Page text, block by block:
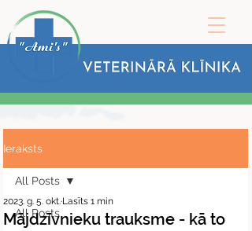
Ieraksts
All Posts
All Posts
Mājdzīvnieku trauksme - kā to
2023. g. 5. okt. Lasīts 1 min